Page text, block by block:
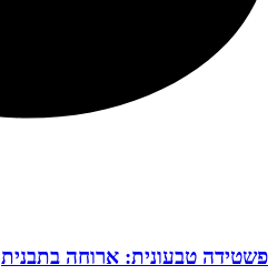
פשטידה טבעונית: ארוחה בתבנית